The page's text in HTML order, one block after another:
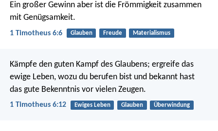
Ein großer Gewinn aber ist die Frömmigkeit zusammen
mit Genügsamkeit.
1 Timotheus 6:6 Glauben Freude Materialismus
Kämpfe den guten Kampf des Glaubens; ergreife das
ewige Leben, wozu du berufen bist und bekannt hast
das gute Bekenntnis vor vielen Zeugen.
1 Timotheus 6:12 Ewiges Leben Glauben Überwindung